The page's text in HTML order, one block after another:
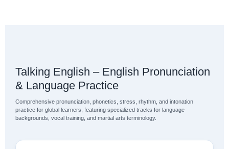
Talking English – English Pronunciation
& Language Practice
Comprehensive pronunciation, phonetics, stress, rhythm, and intonation
practice for global learners, featuring specialized tracks for language
backgrounds, vocal training, and martial arts terminology.